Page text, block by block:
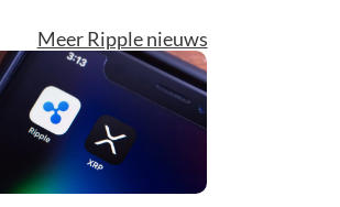
Meer Ripple nieuws